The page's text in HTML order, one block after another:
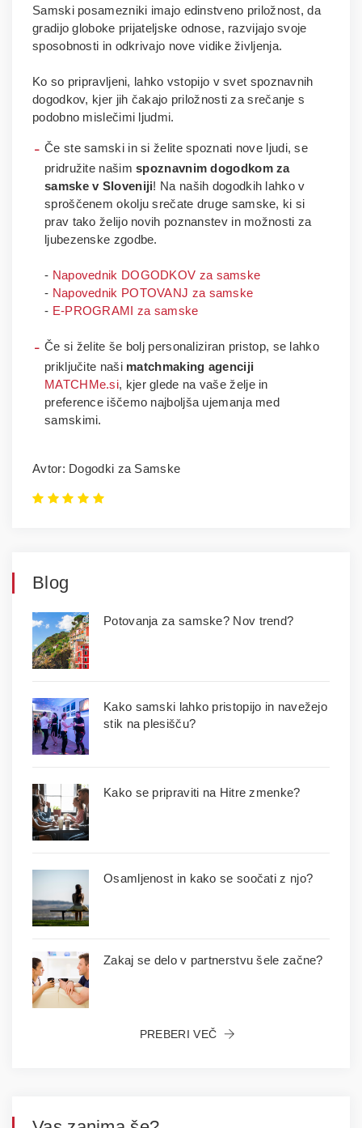
Samski posamezniki imajo edinstveno priložnost, da
gradijo globoke prijateljske odnose, razvijajo svoje
sposobnosti in odkrivajo nove vidike življenja.
Ko so pripravljeni, lahko vstopijo v svet spoznavnih
dogodkov, kjer jih čakajo priložnosti za srečanje s
podobno mislečimi ljudmi.
Če ste samski in si želite spoznati nove ljudi, se
pridružite našimspoznavnim dogodkom za
samske v Sloveniji! Na naših dogodkih lahko v
sproščenem okolju srečate druge samske, ki si
prav tako želijo novih poznanstev in možnosti za
ljubezenske zgodbe.
- Napovednik DOGODKOV za samske
- Napovednik POTOVANJ za samske
- E-PROGRAMI za samske
Če si želite še bolj personaliziran pristop, se lahko
priključite naši matchmaking agenciji
MATCHMe.si, kjer glede na vaše želje in
preference iščemo najboljša ujemanja med
samskimi.
Avtor: Dogodki za Samske
Blog
Potovanja za samske? Nov trend?
Kako samski lahko pristopijo in navežejo
stik na plesišču?
Kako se pripraviti na Hitre zmenke?
Osamljenost in kako se soočati z njo?
Zakaj se delo v partnerstvu šele začne?
PREBERI VEČ